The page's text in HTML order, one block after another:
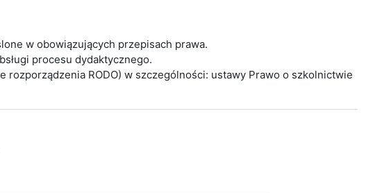
w obowiązujących przepisach prawa.
procesu dydaktycznego.
RODO) w szczególności: ustawy Prawo o szkolnictwie